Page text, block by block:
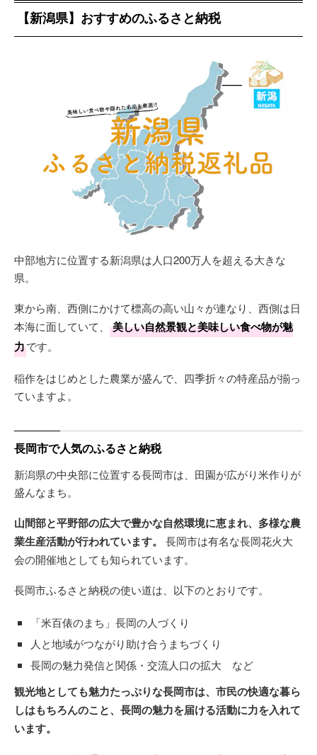
【新潟県】おすすめのふるさと納税
中部地方に位置する新潟県は人口200万人を超える大きな
県。
東から南、西側にかけて標高の高い山々が連なり、西側は日
本海に面していて、
美しい自然景観と美味しい食べ物が魅
力です。
稲作をはじめとした農業が盛んで、四季折々の特産品が揃っ
ていますよ。
長岡市で人気のふるさと納税
新潟県の中央部に位置する長岡市は、田園が広がり米作りが
盛んなまち。
山間部と平野部の広大で豊かな自然環境に恵まれ、多様な農
業生産活動が行われています。 長岡市は有名な長岡花火大
会の開催地としても知られています。
長岡市ふるさと納税の使い道は、以下のとおりです。
「米百俵のまち」長岡の人づくり
人と地域がつながり助け合うまちづくり
長岡の魅力発信と関係・交流人口の拡大 など
観光地としても魅力たっぷりな長岡市は、市民の快適な暮ら
しはもちろんのこと、長岡の魅力を届ける活動に力を入れて
います。